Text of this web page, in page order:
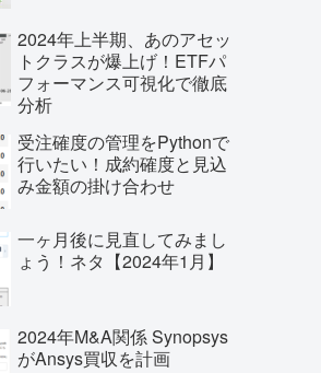
2024年上半期、あのアセッ
トクラスが爆上げ！ETFパ
フォーマンス可視化で徹底
分析
受注確度の管理をPythonで
行いたい！成約確度と見込
み金額の掛け合わせ
一ヶ月後に見直してみまし
ょう！ネタ【2024年1月】
2024年M&A関係 Synopsys
がAnsys買収を計画